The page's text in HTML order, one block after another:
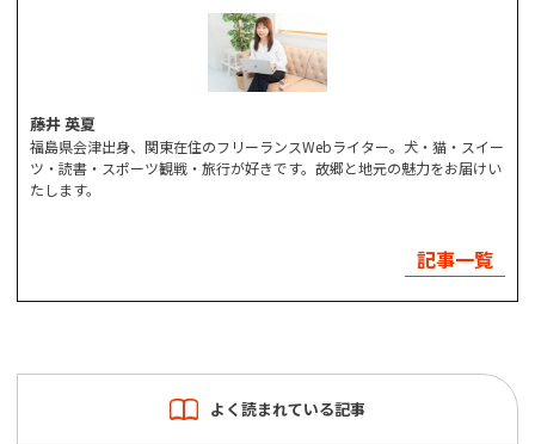
藤井 英夏
福島県会津出身、関東在住のフリーランスWebライター。犬・猫・スイー
ツ・読書・スポーツ観戦・旅行が好きです。故郷と地元の魅力をお届けい
たします。
記事一覧
よく読まれている記事